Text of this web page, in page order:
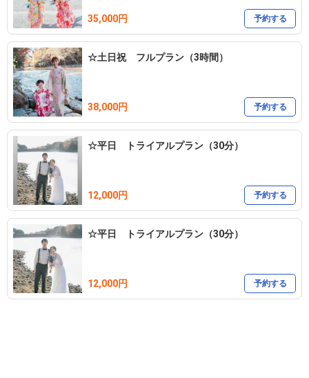
35,000円 予約する
☆土日祝 フルプラン（3時間）
38,000円 予約する
☆平日 トライアルプラン（30分）
12,000円 予約する
☆平日 トライアルプラン（30分）
12,000円 予約する